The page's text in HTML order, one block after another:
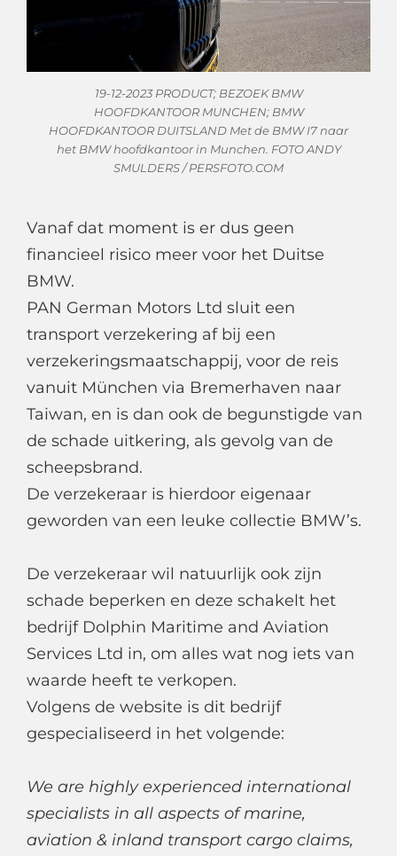
19-12-2023 PRODUCT; BEZOEK BMW
HOOFDKANTOOR MUNCHEN; BMW
HOOFDKANTOOR DUITSLAND Met de BMW I7 naar
het BMW hoofdkantoor in Munchen. FOTO ANDY
SMULDERS / PERSFOTO.COM
Vanaf dat moment is er dus geen
financieel risico meer voor het Duitse
BMW.
PAN German Motors Ltd sluit een
transport verzekering af bij een
verzekeringsmaatschappij, voor de reis
vanuit München via Bremerhaven naar
Taiwan, en is dan ook de begunstigde van
de schade uitkering, als gevolg van de
scheepsbrand.
De verzekeraar is hierdoor eigenaar
geworden van een leuke collectie BMW’s.
De verzekeraar wil natuurlijk ook zijn
schade beperken en deze schakelt het
bedrijf Dolphin Maritime and Aviation
Services Ltd in, om alles wat nog iets van
waarde heeft te verkopen.
Volgens de website is dit bedrijf
gespecialiseerd in het volgende:
We are highly experienced international
specialists in all aspects of marine,
aviation & inland transport cargo claims,